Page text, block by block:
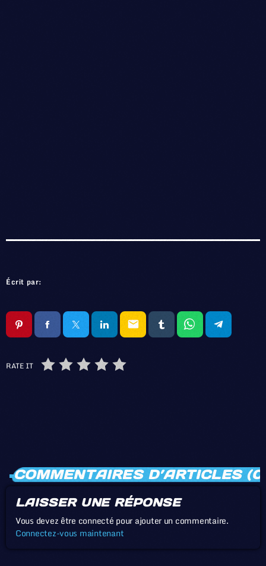
Écrit par:
email
RATE IT
COMMENTAIRES D’ARTICLES
LAISSER UNE RÉPONSE
Vous devez être connecté pour ajouter un commentaire.
Connectez-vous maintenant